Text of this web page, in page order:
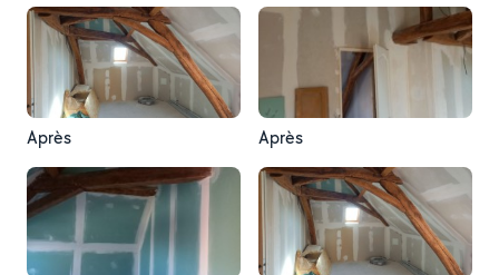
Après Après